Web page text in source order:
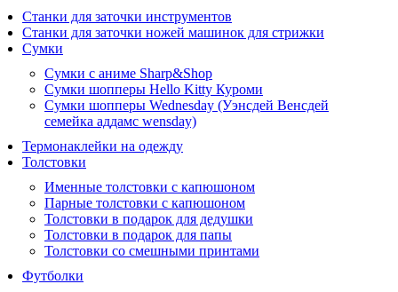
Станки для заточки инструментов
Станки для заточки ножей машинок для стрижки
Сумки
Сумки с аниме Sharp&Shop
Сумки шопперы Hello Kitty Куроми
Сумки шопперы Wednesday (Уэнсдей Венсдей
семейка аддамс wensday)
Термонаклейки на одежду
Толстовки
Именные толстовки с капюшоном
Парные толстовки с капюшоном
Толстовки в подарок для дедушки
Толстовки в подарок для папы
Толстовки со смешными принтами
Футболки